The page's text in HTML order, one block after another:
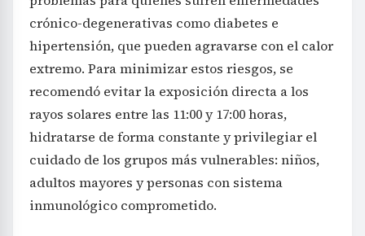
crónico-degenerativas como diabetes e
hipertensión, que pueden agravarse con el calor
extremo. Para minimizar estos riesgos, se
recomendó evitar la exposición directa a los
rayos solares entre las 11:00 y 17:00 horas,
hidratarse de forma constante y privilegiar el
cuidado de los grupos más vulnerables: niños,
adultos mayores y personas con sistema
inmunológico comprometido.